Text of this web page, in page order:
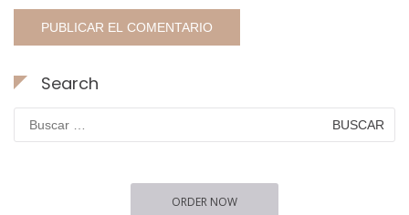
Search
Buscar:
ORDER NOW